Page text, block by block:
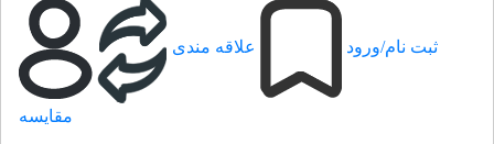
ثبت نام/ورود علاقه مندی
مقایسه